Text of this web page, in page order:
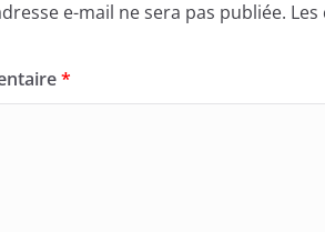
n e-mail ne sera pas publiée.
*